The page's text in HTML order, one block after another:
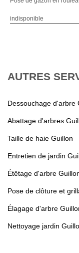
indisponible
AUTRES
Dessouchage d'arbre
Abattage d'arbres
Taille de haie Guillon
Entretien de jardin
Étêtage d'arbre
Pose de clôture et
Élagage d'arbre
Nettoyage jardin